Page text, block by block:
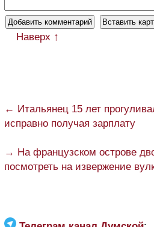
Наверх ↑
← Итальянец 15 лет
исправно получая зарплату
→ На французском острове
посмотреть на извержение